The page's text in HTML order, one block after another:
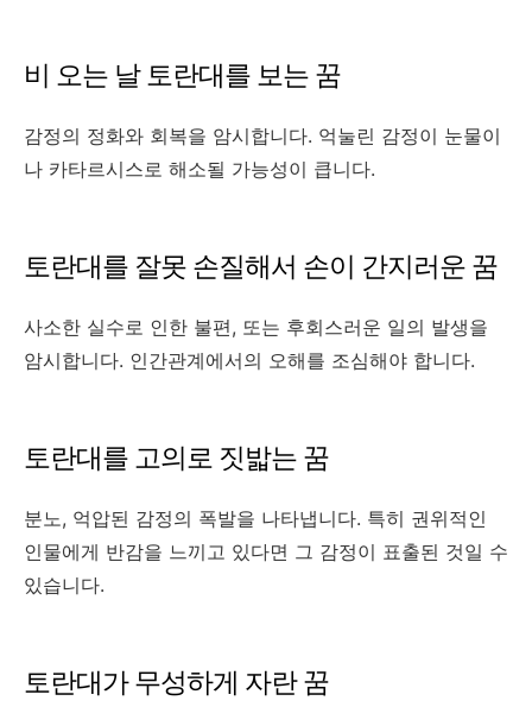
비 오는 날 토란대를 보는 꿈
감정의 정화와 회복을 암시합니다. 억눌린 감정이 눈물이
나 카타르시스로 해소될 가능성이 큽니다.
토란대를 잘못 손질해서 손이 간지러운 꿈
사소한 실수로 인한 불편, 또는 후회스러운 일의 발생을
암시합니다. 인간관계에서의 오해를 조심해야 합니다.
토란대를 고의로 짓밟는 꿈
분노, 억압된 감정의 폭발을 나타냅니다. 특히 권위적인
인물에게 반감을 느끼고 있다면 그 감정이 표출된 것일 수
있습니다.
토란대가 무성하게 자란 꿈